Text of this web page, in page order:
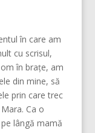
în care am
cu scrisul,
în brațe, am
din mine, să
prin care trec
Ca o
lângă mamă